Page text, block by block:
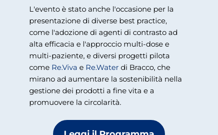
L'evento è stato anche l'occasione per la
presentazione di diverse best practice,
come l'adozione di agenti di contrasto ad
alta efficacia e l'approccio multi-dose e
multi-paziente, e diversi progetti pilota
come Re.Viva e Re.Water di Bracco, che
mirano ad aumentare la sostenibilità nella
gestione dei prodotti a fine vita e a
promuovere la circolarità.